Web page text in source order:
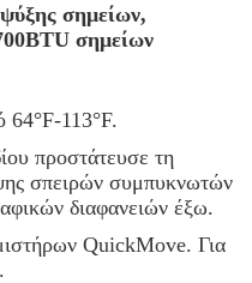
σημείων,
σημείων
64°F-113°F.
προστάτευσε τη
σπειρών συμπυκνωτών
διαφανειών έξω.
QuickMove. Για